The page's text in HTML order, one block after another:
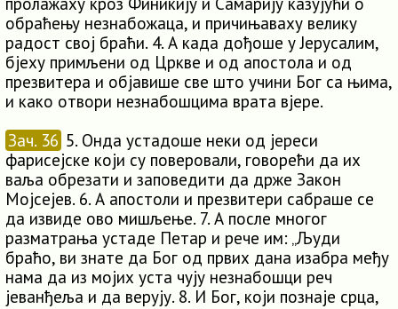
обраћењу незнабожаца, и причињаваху велику
радост свој браћи. 4. А када дођоше у Јерусалим,
бјеху примљени од Цркве и од апостола и од
презвитера и објавише све што учини Бог са њима,
и како отвори незнабошцима врата вјере.
Зач. 36 5. Онда устадоше неки од јереси
фарисејске који су поверовали, говорећи да их
ваља обрезати и заповедити да држе Закон
Мојсејев. 6. А апостоли и презвитери сабраше се
да извиде ово мишљење. 7. А после многог
разматрања устаде Петар и рече им: „Људи
браћо, ви знате да Бог од првих дана изабра међу
нама да из мојих уста чују незнабошци реч
јеванђеља и да верују. 8. И Бог, који познаје срца,